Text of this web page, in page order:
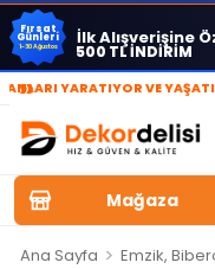
Fırsat
Günleri
1-30 Ağustos İlk Alışverişine
500 TL İNDİRİM
» YARATIYOR VE
Mağaza
Ana Sayfa > Emzik,